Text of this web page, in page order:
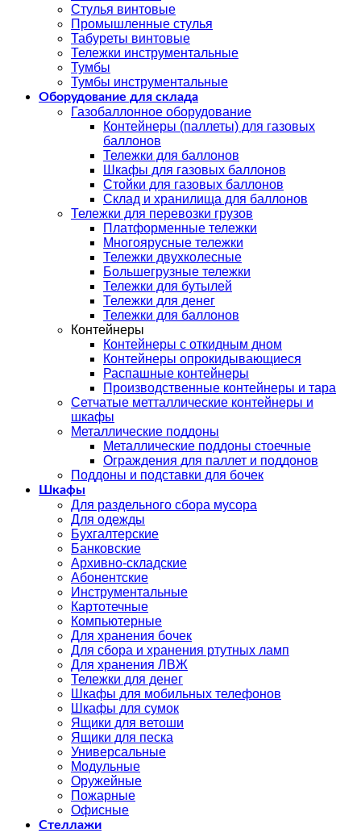
Стулья винтовые
Промышленные стулья
Табуреты винтовые
Тележки инструментальные
Тумбы
Тумбы инструментальные
Оборудование для склада
Газобаллонное оборудование
Контейнеры (паллеты) для газовых
баллонов
Тележки для баллонов
Шкафы для газовых баллонов
Стойки для газовых баллонов
Склад и хранилища для баллонов
Тележки для перевозки грузов
Платформенные тележки
Многоярусные тележки
Тележки двухколесные
Большегрузные тележки
Тележки для бутылей
Тележки для денег
Тележки для баллонов
Контейнеры
Контейнеры с откидным дном
Контейнеры опрокидывающиеся
Распашные контейнеры
Производственные контейнеры и тара
Сетчатые метталлические контейнеры и
шкафы
Металлические поддоны
Металлические поддоны стоечные
Ограждения для паллет и поддонов
Поддоны и подставки для бочек
Шкафы
Для раздельного сбора мусора
Для одежды
Бухгалтерские
Банковские
Архивно-складские
Абонентские
Инструментальные
Картотечные
Компьютерные
Для хранения бочек
Для сбора и хранения ртутных ламп
Для хранения ЛВЖ
Тележки для денег
Шкафы для мобильных телефонов
Шкафы для сумок
Ящики для ветоши
Ящики для песка
Универсальные
Модульные
Оружейные
Пожарные
Офисные
Стеллажи